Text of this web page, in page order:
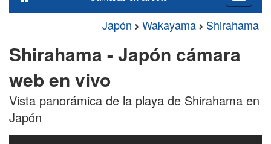
Japón Wakayama Shirahama
Shirahama - Japón cámara
web en vivo
Vista panorámica de la playa de Shirahama en
Japón